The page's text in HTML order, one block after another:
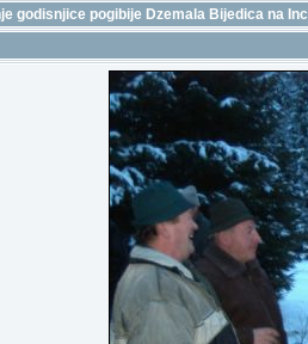
godisnjice pogibije Dzemala Bijedica na